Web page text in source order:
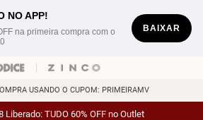
NO APP!
na primeira compra com o
BAIXAR
USANDO O CUPOM: PRIMEIRAMV
Liberado: TUDO 60% OFF no Outlet